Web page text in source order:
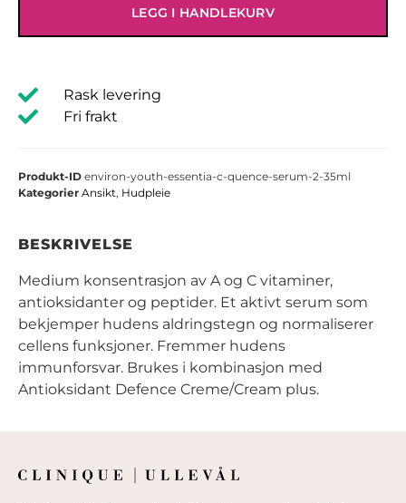
LEGG I HANDLEKURV
Rask levering
Fri frakt
Produkt-ID environ-youth-essentia-c-quence-serum-2-35ml
Kategorier Ansikt, Hudpleie
BESKRIVELSE
Medium konsentrasjon av A og C vitaminer,
antioksidanter og peptider. Et aktivt serum som
bekjemper hudens aldringstegn og normaliserer
cellens funksjoner. Fremmer hudens
immunforsvar. Brukes i kombinasjon med
Antioksidant Defence Creme/Cream plus.